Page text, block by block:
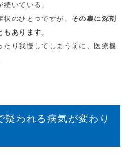
続いている」
のひとつですが、 その裏に深刻
もあります。
たり我慢してしまう前に、医療機
われる病気が変わり